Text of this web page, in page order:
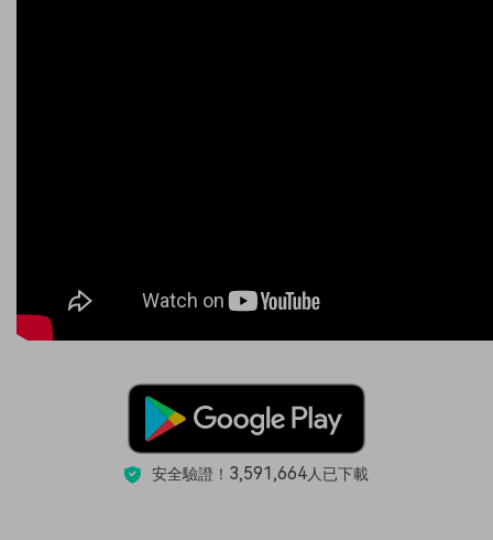
安全驗證！ 3,591,664人已下載